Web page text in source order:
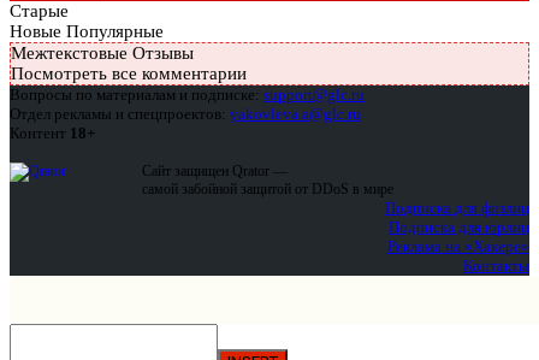
Старые
Новые Популярные
Межтекстовые Отзывы
Посмотреть все комментарии
Вопросы по материалам и подписке: support@glc.ru
Отдел рекламы и спецпроектов: yakovleva.a@glc.ru
Контент 18+
Сайт защищен Qrator —
самой забойной защитой от DDoS в мире
Подписка для физлиц
Подписка для юрлиц
Реклама на «Хакере»
Контакты